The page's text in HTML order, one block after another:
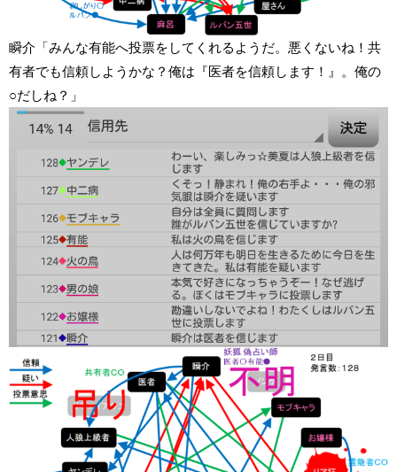
瞬介「みんな有能へ投票をしてくれるようだ。悪くないね！共
有者でも信頼しようかな？俺は『医者を信頼します！』。俺の
○だしね？」